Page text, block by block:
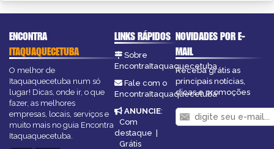
ENCONTRA
ITAQUAQUECETUBA
O melhor de
Itaquaquecetuba num só
lugar! Dicas, onde ir, o que
fazer, as melhores
empresas, locais, serviços e
muito mais no guia Encontra
Itaquaquecetuba.
LINKS RÁPIDOS
Sobre
EncontraItaquaquecetuba
Fale com o
EncontraItaquaquecetuba
ANUNCIE:
Com
destaque |
Grátis
NOVIDADES POR E-
MAIL
Receba grátis as
principais notícias,
dicas e promoções